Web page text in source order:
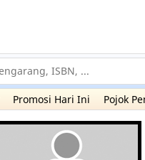
Promosi Hari Ini Pojok